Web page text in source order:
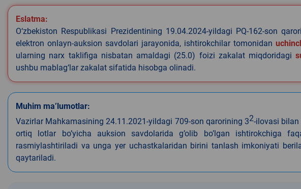
of
2
Eslatma:
O‘zbekiston Respublikasi Prezidentining 19.04.2024-yildagi PQ-162-son
elektron onlayn-auksion savdolari jarayonida, ishtirokchilar tomonidan
ularning narx taklifiga nisbatan amaldagi (25.0) foizi zakalat miqdoridagi
ushbu mablag‘lar zakalat sifatida hisobga olinadi.
Muhim ma’lumotlar:
Vazirlar Mahkamasining 24.11.2021-yildagi 709-son qarorining 32-ilovasi
ortiq lotlar bo’yicha auksion savdolarida g’olib bo’lgan ishtirokchiga
rasmiylashtiriladi va unga yer uchastkalaridan birini tanlash imkoniyati
qaytariladi.